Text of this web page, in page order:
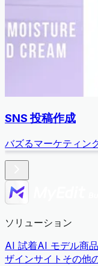
SNS 投稿作成
バズるマーケティン
ソリューション
AI 試着AI モデル商
ザインサイト その他